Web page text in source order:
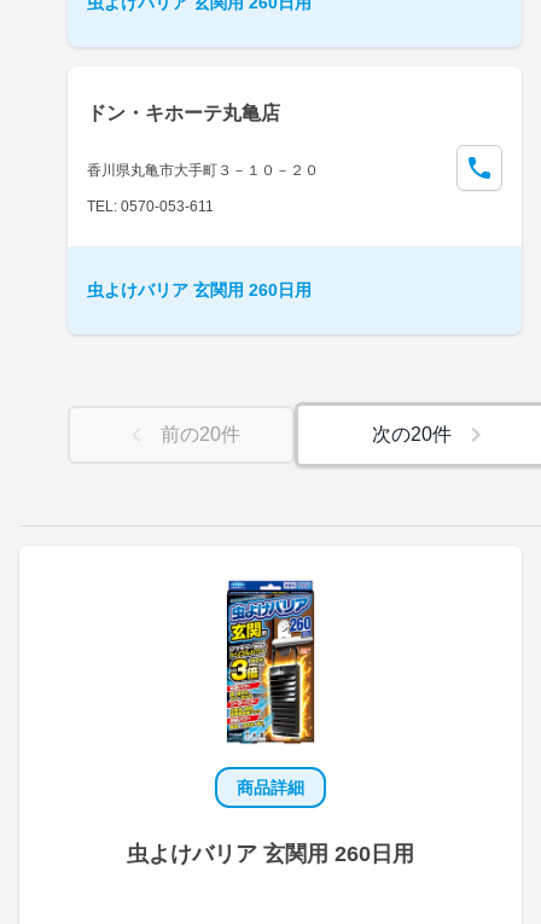
商品詳細
虫よけバリア 玄関用 260日用
ドン・キホーテ丸亀店
香川県丸亀市大手町３－１０－２０
TEL: 0570-053-611
虫よけバリア 玄関用 260日用
前の20件 次の20件